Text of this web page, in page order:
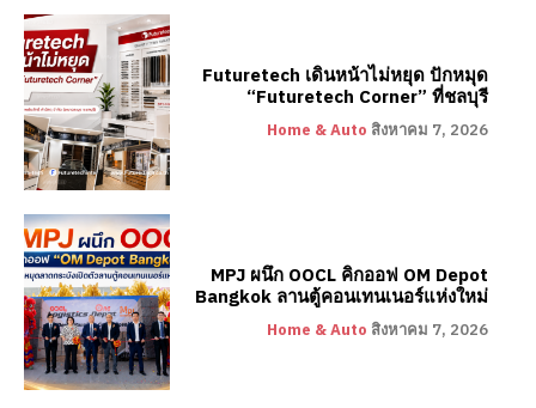
Futuretech เดินหน้าไม่หยุด ปักหมุด
“Futuretech Corner” ที่ชลบุรี
Home & Auto สิงหาคม 7, 2026
MPJ ผนึก OOCL คิกออฟ OM Depot
Bangkok ลานตู้คอนเทนเนอร์แห่งใหม่
Home & Auto สิงหาคม 7, 2026